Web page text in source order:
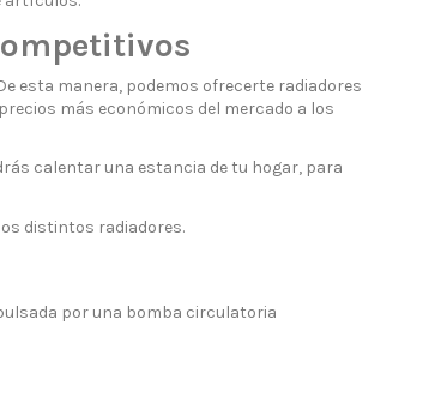
esta manera, podemos ofrecerte radiadores
más económicos del mercado a los
calentar una estancia de tu hogar, para
distintos radiadores.
por una bomba circulatoria